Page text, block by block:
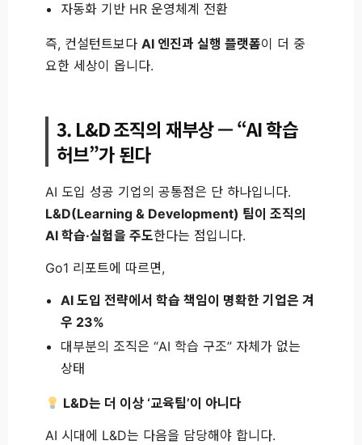
자동화 기반 HR 운영체계 전환
즉, 컨설턴트보다 AI 엔진과 실행 플랫폼이 더 중
요한 세상이 옵니다.
3. L&D 조직의 재부상 — “AI 학습
허브”가 된다
AI 도입 성공 기업의 공통점은 단 하나입니다.
L&D(Learning & Development) 팀이 조직의
AI 학습·실험을 주도한다는 점입니다.
Go1 리포트에 따르면,
AI 도입 전략에서 학습 책임이 명확한 기업은 겨
우 23%
대부분의 조직은 “AI 학습 구조” 자체가 없는
상태
L&D는 더 이상 ‘교육팀’이 아니다
AI 시대에 L&D는 다음을 담당해야 합니다.